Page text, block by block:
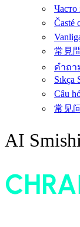
Часто
Časté
常見
คำถ
Sıkça
Câu
常见
AI